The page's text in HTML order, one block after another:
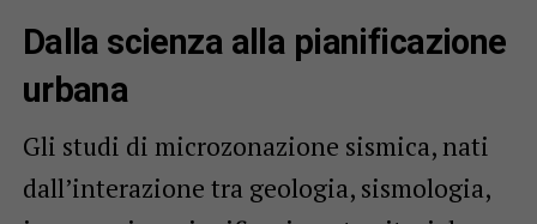
Dalla scienza alla pianificazione
urbana
Gli studi di microzonazione sismica, nati
dall’interazione tra geologia, sismologia,